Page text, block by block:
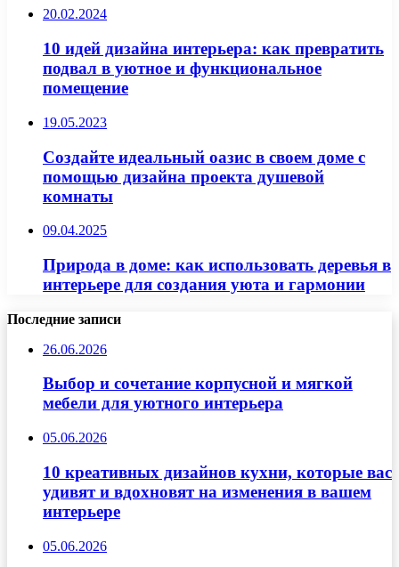
20.02.2024
10 идей дизайна интерьера: как превратить
подвал в уютное и функциональное
помещение
19.05.2023
Создайте идеальный оазис в своем доме с
помощью дизайна проекта душевой
комнаты
09.04.2025
Природа в доме: как использовать деревья в
интерьере для создания уюта и гармонии
Последние записи
26.06.2026
Выбор и сочетание корпусной и мягкой
мебели для уютного интерьера
05.06.2026
10 креативных дизайнов кухни, которые вас
удивят и вдохновят на изменения в вашем
интерьере
05.06.2026